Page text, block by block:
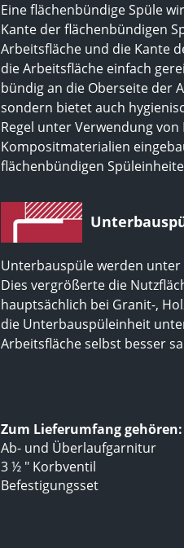
Eine flächenbündige Spüle
Kante der flächenbündigen
Arbeitsfläche und die Kante
die Arbeitsfläche einfach
bündig an die Oberseite der
sondern bietet auch
Regel unter Verwendung
Kompositmaterialien
flächenbündigen
Unterbauspüle werden
Dies vergrößerte die
hauptsächlich bei Granit-,
die Unterbauspüleinheit
Arbeitsfläche selbst besser
Zum Lieferumfang gehören:
Ab- und Überlaufgarnitur
3 ½ " Korbventil
Befestigungsset